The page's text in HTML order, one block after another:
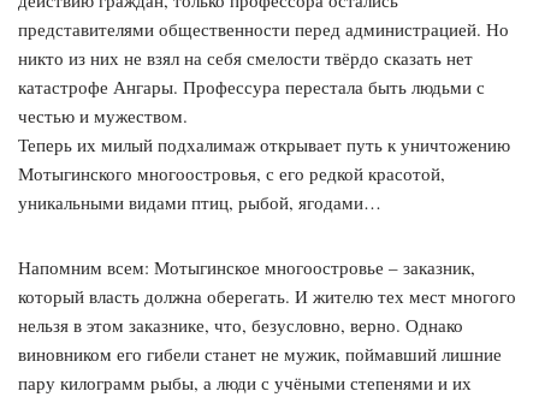
представителями общественности перед администрацией. Но
никто из них не взял на себя смелости твёрдо сказать нет
катастрофе Ангары. Профессура перестала быть людьми с
честью и мужеством.
Теперь их милый подхалимаж открывает путь к уничтожению
Мотыгинского многоостровья, с его редкой красотой,
уникальными видами птиц, рыбой, ягодами…
Напомним всем: Мотыгинское многоостровье – заказник,
который власть должна оберегать. И жителю тех мест многого
нельзя в этом заказнике, что, безусловно, верно. Однако
виновником его гибели станет не мужик, поймавший лишние
пару килограмм рыбы, а люди с учёными степенями и их